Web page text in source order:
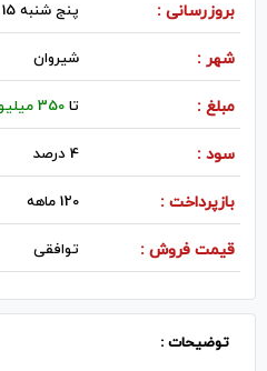
بروزرسانی : پنج شنبه 15 مرداد 1405
شهر : شيروان
مبلغ : تا350 میلیون
سود : 4 درصد
بازپرداخت : 120 ماهه
قیمت فروش : توافقی
توضیحات :